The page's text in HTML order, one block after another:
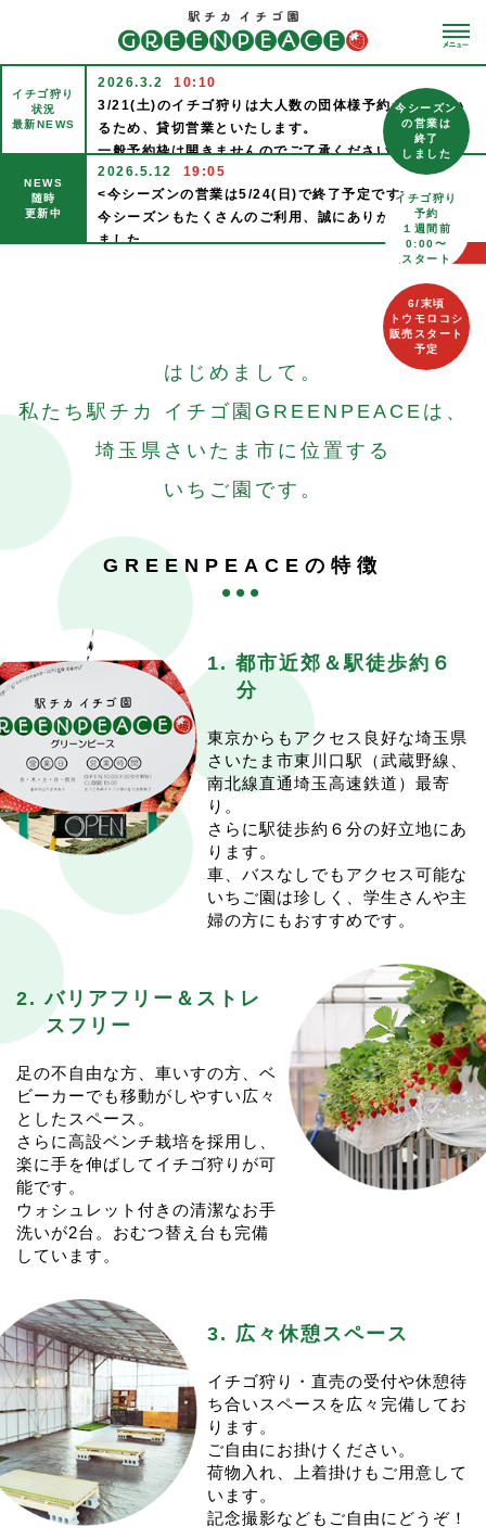
今シーズン
の営業は
終了
しました
イチゴ狩り
予約
１週間前
0:00〜
スタート
6/末頃
トウモロコシ
販売スタート
予定
イチゴ狩り
状況
最新NEWS
2026.3.2
10:10
3/21(土)のイチゴ狩りは大人数の団体様予約が入ってい
るため、貸切営業といたします。
一般予約枠は開きませんのでご了承ください。
3/22(日)のイチゴ狩りは実り状況次第とさせて頂きま
す。
なので１週間前からの予約受付はせず、2日前に余裕があ
りそうなら一般予約枠を空ける予定です。
こちらも合わせてご了承頂ければと思います。
尚、イチゴの販売は通常通り営業いたします。
<イチゴ狩り通常営業について>
業といたします。
す。
ご予約はホームページから
催行日の1週間前の0:00〜予約開始です。
(水)(木)(土)(日)の週4営業です。
あまりんも好評販売中です。
皆様のご来園、心よりお待ち申し上げております。
2026.1.7
15:57
<イチゴ狩り開始のご案内>
今シーズンのイチゴ狩りは1/15(木)から開始いたしま
す。
予約開始は例年通り、1週間前の0:00スタートとなりま
す。
催行2日前の枠追加も例年同様となります。
実り状況を鑑みて、はじめは(木)(日)の週2日で始めたい
と思います。
一先ずは(水)(土)はイチゴ狩りを開けない予定なのでご注
意下さい。
安定供給が確認でき次第、(水)(木)(土)(日)の週4で開け
ていきたいと思います。
その際もホームページ、Instaにてpostいたします。
こちらの予約は1週間前を切っておりますが、
1/9(金)0:00から予約を開始したいと思います！
今シーズンはじめのイチゴ狩り、ぜひご検討ください。
皆様のご来園をお待ちしております。
2025.12.4
12:39
<2025-26シーズンのイチゴ狩りの予約に関して>
今シーズンのイチゴ狩りは１月初旬スタート予定です
が、例年に比べて少し先行きが見ずらいです。
場合によっては２月頃までスタートがずれ込む可能性も
ございます。
決定次第こちらにＵＰしますので、もう少々お待ちくだ
さい。
定です。
皆様のご来園を心よりお待ちしております。
2024.12.26
<イチゴ狩りの予約に関して>
今シーズンのイチゴ狩りは1/4(土)スタート予定です。
今年も”一週間前のAM0:00から”の予約開始となりま
す。
今シーズンも実り状況を見て受入人数を増やします。
実りが問題なければ、催行日の2日前のAM9:00頃から予
約第二弾として受入人数を追加しますので、そちらもお
NEWS
随時
更新中
2026.5.12
19:05
<今シーズンの営業は5/24(日)で終了予定です>
今シーズンもたくさんのご利用、誠にありがとうござい
ました。
よりよいイチゴつくりのため、シーズンオフに力をため
シーズン終了まで何卒お付き合いください。
次シーズンも12月中〜下旬に営業スタート予定でござい
ご利用、お待ち申し上げております。
2025.12.16
18:02
今シーズンは12/18(木)スタートいたしますが、その後、
年内の営業日は（水）（土）のみ、週2といたします。
12月18.20.24.27.31が年内の営業となります。
ださい。
※収穫量に余裕がありましたら臨時オープンします。そ
の場合はインスタやHPにてpostします。
したが、こちらも様子をみてpostいたします。
続報をお待ち頂ければと思います。
年末は12/31(水)まで営業
年明けは1/3(土)からスタートします。
来年以降は例年通り(水)(木)(土)(日)営業予定です。
限りある中でも、多くの方に満足して頂けるよう努めて
まいります。
ご来園お待ちしております
2025.12.4
12:47
<2025-26シーズンのイチゴ販売は12/18(木)にOPENい
イチゴはだんだんと赤らんできてくれている状況です。
販売品種は例年通り紅ほっぺ、章姫、べにたま、あまり
あまりんは晩成品種のため、年末～年明けの販売開始と
なります。ご注意ください。
イチゴ狩りは１月上旬からのご案内予定ですが、追って
更新いたします。
皆様のご来園を心よりお待ちしております。
2025.6.25
11:36
トウモロコシ&冷凍イチゴ販売
6/28(土)からスタートいたします！
今シーズンオフもトウモロコシの収獲が始まります。
営業日は毎週 (火) (木) (土) といたします。
営業時間は10:00〜売り切れ次第終了となります。
13:00頃には終了することが多いです。
例年通り冷凍イチゴとともに販売を開始いたします。
夏の間も、宜しくお願い致します。
2025.4.22
09:50
＜ゴールデンウイークの営業に関して＞
ゴールデンウイーク期間の営業は、通常通りの営業とい
たします。
営業日は(水)(木)(土)(日)です。
イチゴの販売も通常通り行います。
ご来園お待ち申し上げております。
2025.3.5
12:26
<3/15(土)の営業はお休みいたします>
一覧へ
はじめまして。
私たち駅チカ イチゴ園 GREENPEACEは、
埼玉県 さいたま市に 位置する
いちご園です。
GREENPEACEの特徴
1. 都市近郊＆駅徒歩約６
分
東京からもアクセス良好な埼玉県
さいたま市東川口駅（武蔵野線、
南北線直通埼玉高速鉄道）最寄
り。
さらに駅徒歩約６分の好立地にあ
ります。
車、バスなしでもアクセス可能な
いちご園は珍しく、学生さんや主
婦の方にもおすすめです。
2. バリアフリー＆ストレ
スフリー
足の不自由な方、車いすの方、ベ
ビーカーでも移動がしやすい広々
としたスペース。
さらに高設ベンチ栽培を採用し、
楽に手を伸ばしてイチゴ狩りが可
能です。
ウォシュレット付きの清潔なお手
洗いが2台。おむつ替え台も完備
しています。
3. 広々休憩スペース
イチゴ狩り・直売の受付や休憩待
ち合いスペースを広々完備してお
ります。
ご自由にお掛けください。
荷物入れ、上着掛けもご用意して
います。
記念撮影などもご自由にどうぞ！